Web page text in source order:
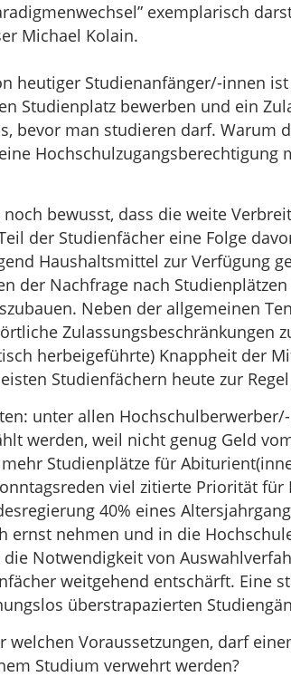
exemplarisch
Michael Kolain.
heutiger Studienanfänger/-innen
Studienplatz bewerben und ein
bevor man studieren darf. Warum
Hochschulzugangsberechtigung
bewusst, dass die weite
der Studienfächer eine Folge
Haushaltsmittel zur Verfügung
der Nachfrage nach
Neben der allgemeinen
Zulassungsbeschränkungen
herbeigeführte) Knappheit der
Studienfächern heute zur
unter allen
werden, weil nicht genug Geld
Studienplätze für
viel zitierte Priorität
40% eines
ernst nehmen und in die
Notwendigkeit von
weitgehend entschärft. Eine
überstrapazierten
welchen Voraussetzungen, darf
Studium verwehrt werden?